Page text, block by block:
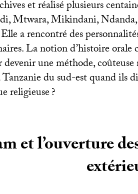
et réalisé plusieurs
Mtwara, Mikindani,
a rencontré des
La notion d’histoire orale
une méthode,
du sud-est quand ils
religieuse?
et l’ouverture